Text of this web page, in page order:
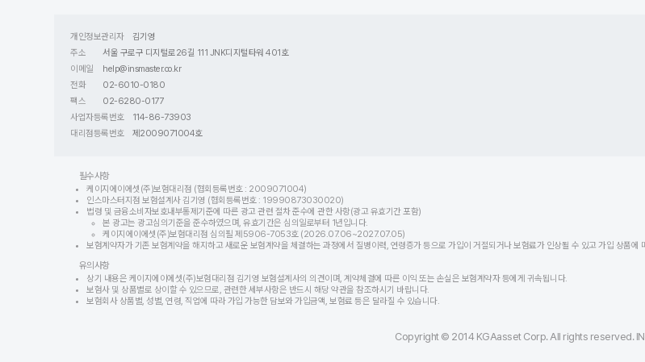
개인정보관리자
김기영
주소
서울 구로구 디지털로26길 111 JNK디지털타워 401호
이메일
help@insmaster.co.kr
전화
02-6010-0180
팩스
02-6280-0177
사업자등록번호
114-86-73903
대리점등록번호
제2009071004호
필수사항
케이지에이에셋(주)보험대리점 (협회등록번호 : 2009071004)
인스마스터지점 보험설계사 김기영 (협회등록번호 : 19990873030020)
법령 및 금융소비자보호내부통제기준에 따른 광고 관련 절차 준수에 관한 사항(광고 유효기간 포함)
본 광고는 광고심의기준을 준수하였으며, 유효기간은 심의일로부터 1년입니다.
케이지에이에셋(주)보험대리점 심의필 제5906-7053호 (2026.07.06~2027.07.05)
보험계약자가 기존 보험계약을 해지하고 새로운 보험계약을 체결하는 과정에서 질병이력, 연령증가 등으로 가입이 거절되거나 보험료가 인상될 수 있고 가입 상품
유의사항
상기 내용은 케이지에이에셋(주)보험대리점 김기영 보험설계사의 의견이며, 계약체결에 따른 이익 또는 손실은 보험계약자 등에게 귀속됩니다.
보험사 및 상품별로 상이할 수 있으므로, 관련한 세부사항은 반드시 해당 약관을 참조하시기 바랍니다.
보험회사 상품별, 성별, 연령, 직업에 따라 가입 가능한 담보와 가입금액, 보험료 등은 달라질 수 있습니다.
Copyright © 2014 KGAasset Corp. All rights reserved.